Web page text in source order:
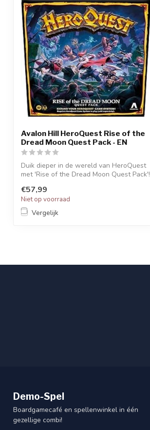
Avalon Hill HeroQuest Rise of the
Dread Moon Quest Pack - EN
Duik dieper in de wereld van HeroQuest
met 'Rise of the Dread Moon Quest Pack'!
€57,99
Niet op voorraad
Vergelijk
Demo-Spel
Boardgamecafé en spellenwinkel in één
gezellige combi!